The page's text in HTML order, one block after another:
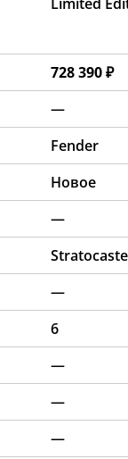
Limited
728 390 ₽
—
Fender
Новое
—
—
6
—
—
—